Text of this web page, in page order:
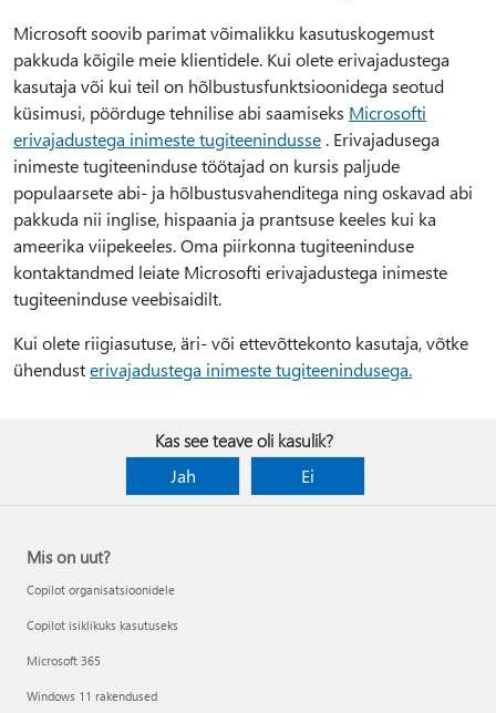
Microsoft soovib parimat võimalikku kasutuskogemust
pakkuda kõigile meie klientidele. Kui olete erivajadustega
kasutaja või kui teil on hõlbustusfunktsioonidega seotud
küsimusi, pöörduge tehnilise abi saamiseks Microsofti
erivajadustega inimeste tugiteenindusse . Erivajadusega
inimeste tugiteeninduse töötajad on kursis paljude
populaarsete abi- ja hõlbustusvahenditega ning oskavad abi
pakkuda nii inglise, hispaania ja prantsuse keeles kui ka
ameerika viipekeeles. Oma piirkonna tugiteeninduse
kontaktandmed leiate Microsofti erivajadustega inimeste
tugiteeninduse veebisaidilt.
Kui olete riigiasutuse, äri- või ettevõttekonto kasutaja, võtke
ühendusterivajadustega inimeste tugiteenindusega.
Kas see teave oli kasulik?
Jah
Ei
Mis on uut?
Copilot organisatsioonidele
Copilot isiklikuks kasutuseks
Microsoft 365
Windows 11 rakendused